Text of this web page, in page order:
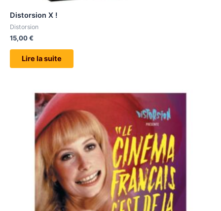
Distorsion X !
Distorsion
15,00€
Lire la suite